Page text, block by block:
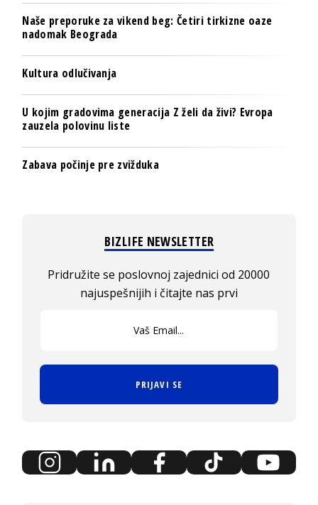
Naše preporuke za vikend beg: Četiri tirkizne oaze
nadomak Beograda
Kultura odlučivanja
U kojim gradovima generacija Z želi da živi? Evropa
zauzela polovinu liste
Zabava počinje pre zvižduka
BIZLIFE NEWSLETTER
Pridružite se poslovnoj zajednici od 20000
najuspešnijih i čitajte nas prvi
PRIJAVI SE